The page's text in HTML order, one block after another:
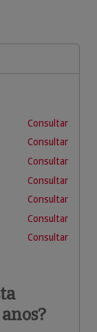
Consultar
Consultar
Consultar
Consultar
Consultar
Consultar
Consultar